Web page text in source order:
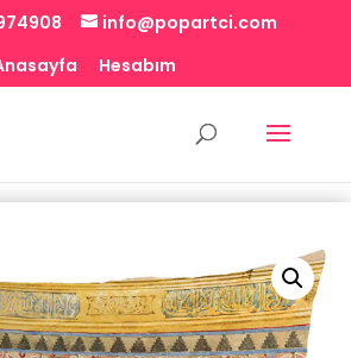
info@popartci.com
Hesabım